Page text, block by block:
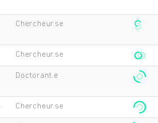
Chercheur.se
Chercheur.se
Doctorant.e
Chercheur.se